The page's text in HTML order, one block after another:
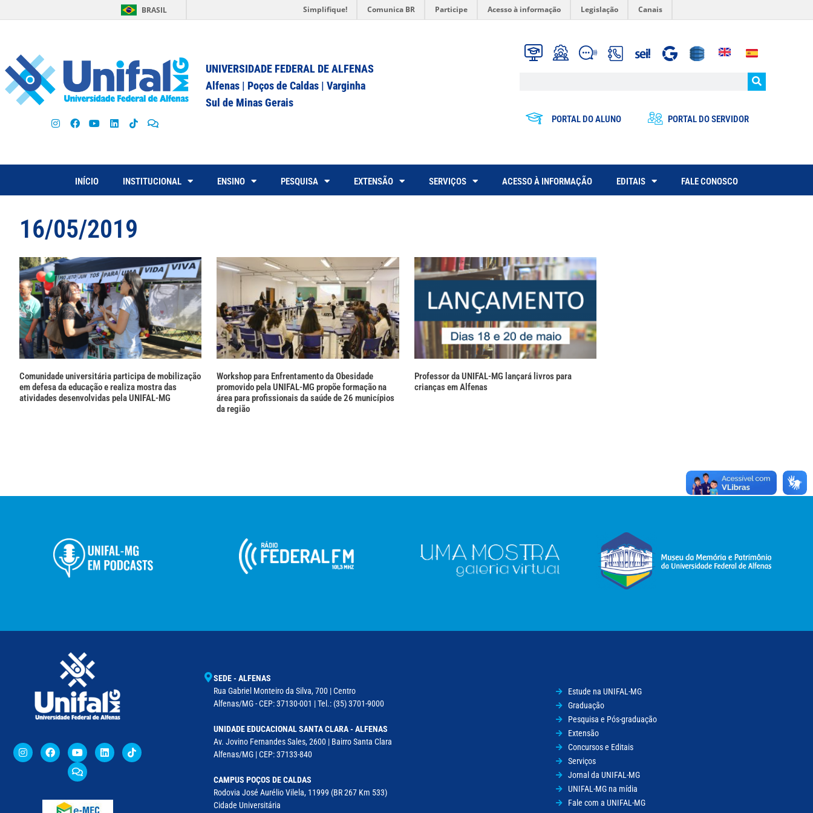
BRASIL Simplifique! Comunica BR Participe Acesso à informação Legislação Canais
UNIVERSIDADE FEDERAL DE ALFENAS
Alfenas | Poços de Caldas | Varginha
Sul de Minas Gerais
PORTAL DO ALUNO PORTAL DO SERVIDOR
INÍCIO INSTITUCIONAL ENSINO PESQUISA EXTENSÃO SERVIÇOS ACESSO À INFORMAÇÃO EDITAIS FALE CONOSCO
16/05/2019
Comunidade universitária participa de mobilização
em defesa da educação e realiza mostra das
atividades desenvolvidas pela UNIFAL-MG
Workshop para Enfrentamento da Obesidade
promovido pela UNIFAL-MG propõe formação na
área para profissionais da saúde de 26 municípios
da região
Professor da UNIFAL-MG lançará livros para
crianças em Alfenas
SEDE - ALFENAS
Rua Gabriel Monteiro da Silva, 700 | Centro
Alfenas/MG - CEP: 37130-001 | Tel.: (35) 3701-9000
UNIDADE EDUCACIONAL SANTA CLARA - ALFENAS
Av. Jovino Fernandes Sales, 2600 | Bairro Santa Clara
Alfenas/MG | CEP: 37133-840
CAMPUS POÇOS DE CALDAS
Rodovia José Aurélio Vilela, 11999 (BR 267 Km 533)
Cidade Universitária
Estude na UNIFAL-MG
Graduação
Pesquisa e Pós-graduação
Extensão
Concursos e Editais
Serviços
Jornal da UNIFAL-MG
UNIFAL-MG na mídia
Fale com a UNIFAL-MG